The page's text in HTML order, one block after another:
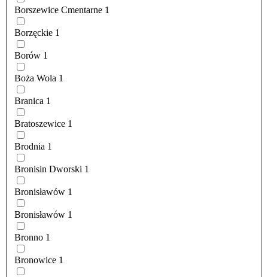
Borszewice Cmentarne 1
Borzęckie 1
Borów 1
Boża Wola 1
Branica 1
Bratoszewice 1
Brodnia 1
Bronisin Dworski 1
Bronisławów 1
Bronisławów 1
Bronno 1
Bronowice 1